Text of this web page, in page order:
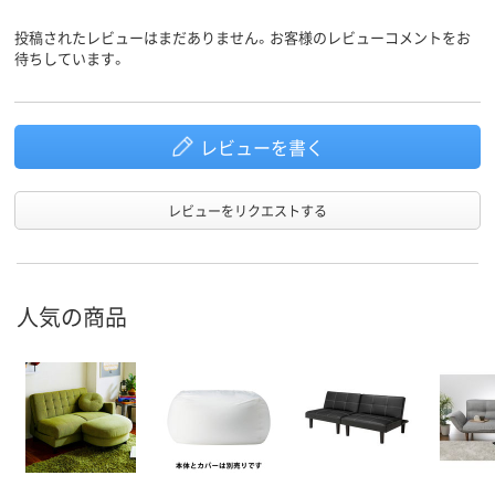
投稿されたレビューはまだありません。お客様のレビューコメントをお
待ちしています。
レビューを書く
レビューをリクエストする
人気の商品